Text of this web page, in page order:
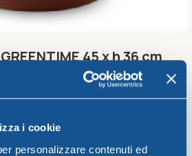
i cookie
personalizzare contenuti ed
45 x h 36 cm